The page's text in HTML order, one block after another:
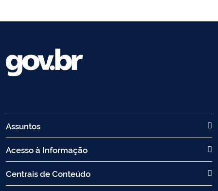
Assuntos
Acesso à Informação
Centrais de Conteúdo